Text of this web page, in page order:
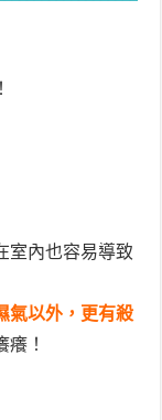
室內也容易導致
氣以外，更有殺
癢！